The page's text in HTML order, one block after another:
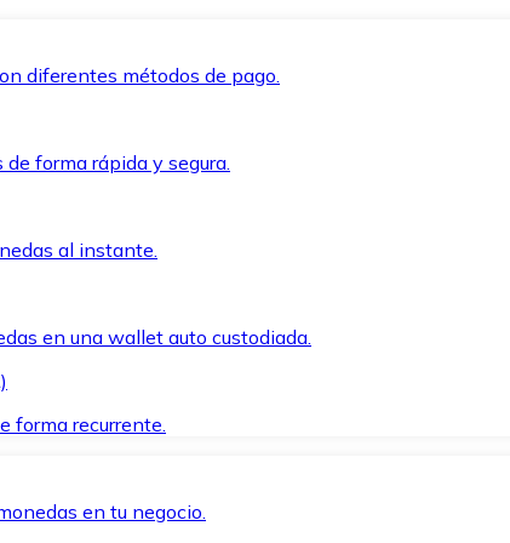
diferentes métodos de pago.
forma rápida y segura.
al instante.
en una wallet auto custodiada.
forma recurrente.
en tu negocio.